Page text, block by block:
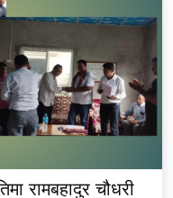
रामबहादुर चौधरी